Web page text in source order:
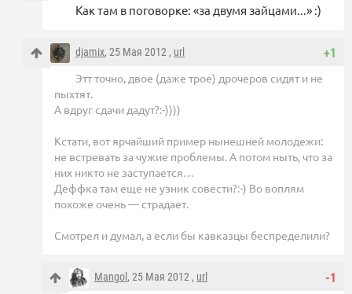
Как там в поговорке: «за двумя зайцами...» :)
+1
djamix, 25 Мая 2012 , url
Этт точно, двое (даже трое) дрочеров сидят и не
пыхтят.
А вдруг сдачи дадут?:-))))
Кстати, вот ярчайший пример нынешней молодежи:
не встревать за чужие проблемы. А потом ныть, что за
них никто не заступается…
Деффка там еще не узник совести?:-) Во воплям
похоже очень — страдает.
Смотрел и думал, а если бы кавказцы беспределили?
-1
Mangol , 25 Мая 2012 , url